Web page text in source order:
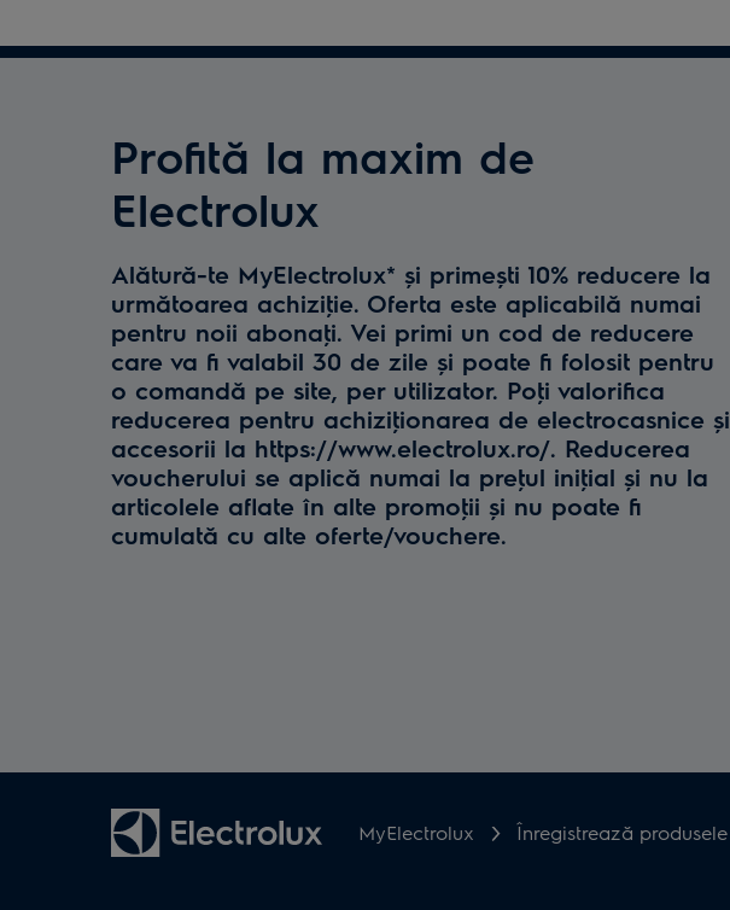
Profită la maxim de
Electrolux
Alătură-te MyElectrolux* și primești 10% reducere la
următoarea achiziţie. Oferta este aplicabilă numai
pentru noii abonaţi. Vei primi un cod de reducere
care va fi valabil 30 de zile și poate fi folosit pentru
o comandă pe site, per utilizator. Poţi valorifica
reducerea pentru achiziţionarea de electrocasnice și
accesorii la https://www.electrolux.ro/. Reducerea
voucherului se aplică numai la preţul iniţial și nu la
articolele aflate în alte promoţii și nu poate fi
cumulată cu alte oferte/vouchere.
MyElectrolux Înregistrează produsele